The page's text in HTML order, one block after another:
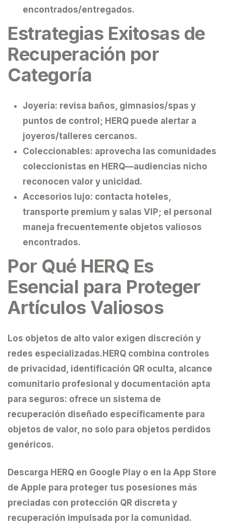
encontrados/entregados.
Estrategias Exitosas de
Recuperación por
Categoría
Joyería: revisa baños, gimnasios/spas y
puntos de control; HERQ puede alertar a
joyeros/talleres cercanos.
Coleccionables: aprovecha las comunidades
coleccionistas en HERQ—audiencias nicho
reconocen valor y unicidad.
Accesorios lujo: contacta hoteles,
transporte premium y salas VIP; el personal
maneja frecuentemente objetos valiosos
encontrados.
Por Qué HERQ Es
Esencial para Proteger
Artículos Valiosos
Los objetos de alto valor exigen discreción y
redes especializadas.HERQ combina controles
de privacidad, identificación QR oculta, alcance
comunitario profesional y documentación apta
para seguros: ofrece un sistema de
recuperación diseñado específicamente para
objetos de valor, no solo para objetos perdidos
genéricos.
Descarga HERQ en Google Play o en la App Store
de Apple para proteger tus posesiones más
preciadas con protección QR discreta y
recuperación impulsada por la comunidad.